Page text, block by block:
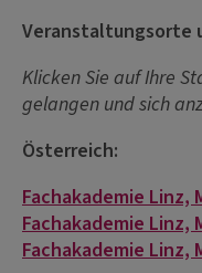
Veranstaltungsorte
Klicken Sie auf Ihre
gelangen und sich
Österreich:
Fachakademie Linz,
Fachakademie Linz,
Fachakademie Linz,